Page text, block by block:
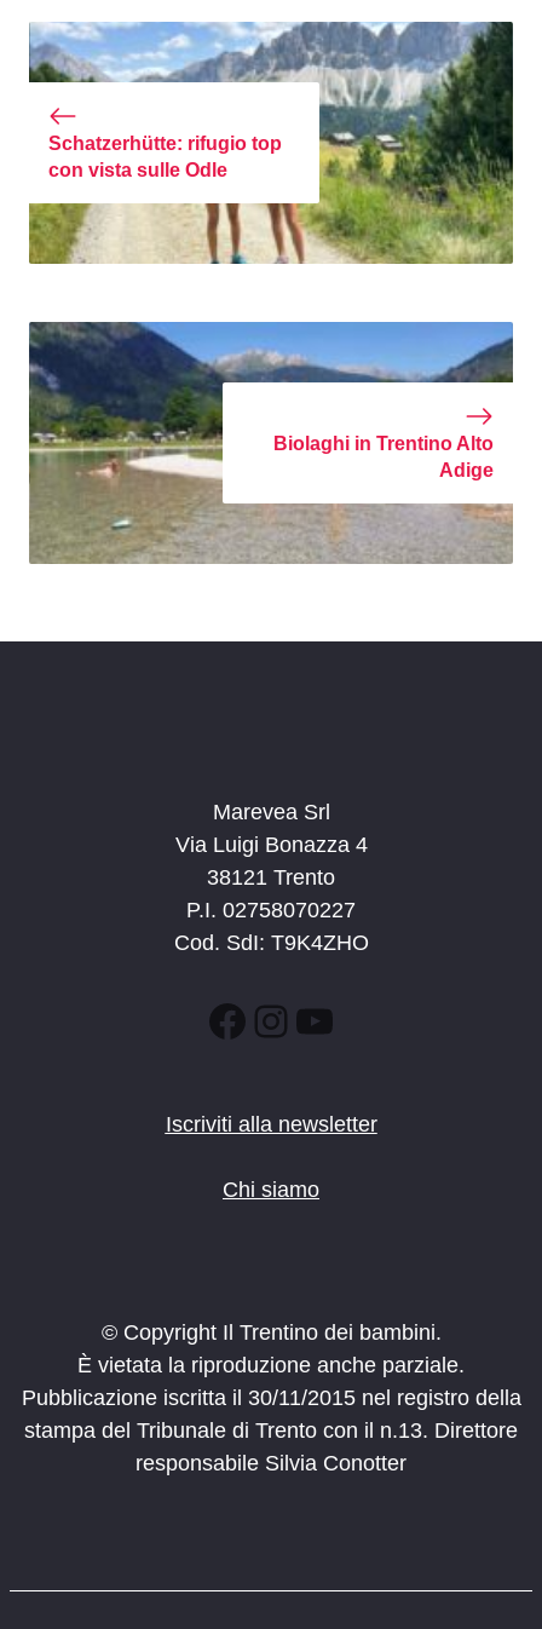
Schatzerhütte: rifugio top
con vista sulle Odle
Biolaghi in Trentino Alto
Adige
Marevea Srl
Via Luigi Bonazza 4
38121 Trento
P.I. 02758070227
Cod. SdI: T9K4ZHO
Facebook
Instagram
YouTube
Iscriviti alla newsletter
Chi siamo
© Copyright Il Trentino dei bambini.
È vietata la riproduzione anche parziale.
Pubblicazione iscritta il 30/11/2015 nel registro della
stampa del Tribunale di Trento con il n.13. Direttore
responsabile Silvia Conotter